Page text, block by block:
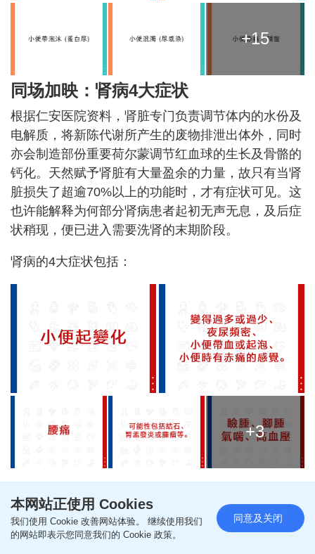
+15
同场加映：肾病4大症状
根据仁安医院资料，肾脏专门负责调节体内的水份及
电解质，将新陈代谢所产生的废物排泄出体外，同时
亦会制造部份重要荷尔蒙调节红血球的生长及骨骼的
钙化。天然赋予肾脏有大量盈余的力量，故只有当肾
脏损失了超逾70%以上的功能时，才有症状可见。这
也许能解释为何部分肾病患者起初无声无息，及后症
状稍现，便已进入需要洗肾的末期阶段。
肾病的4大症状包括：
+3
《星岛头条》APP经已推出最新版本，请立即更新，
浏览更精彩内容：https://bit.ly/3yLrgYZ
本网站正使用 Cookies
我们使用 Cookie 改善网站体验。 继续使用我们
的网站即表示您同意我们的 Cookie 政策。
同意及关闭